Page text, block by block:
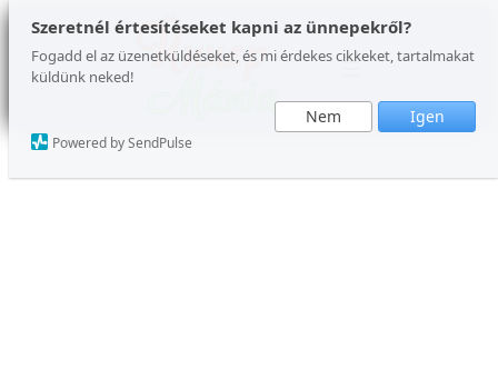
Szeretnél értesítéseket kapni az ünnepekről?
Fogadd el az üzenetküldéseket, és mi érdekes cikkeket, tartalmakat
küldünk neked!
Nem Igen
Powered by SendPulse